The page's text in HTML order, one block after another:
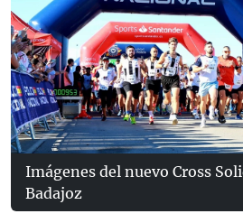
Imágenes del nuevo Cross
Badajoz